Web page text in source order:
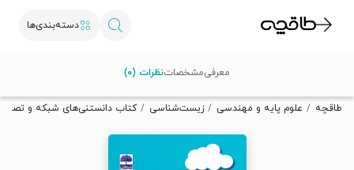
دسته‌بندی‌ها
تخفیف از طاقچه دریافت کن.
طاقچه علوم پایه و مهندسی زیست‌شناسی کتاب دانستنی‌های شبکه و
معرفیمشخصاتنظرات (۰)